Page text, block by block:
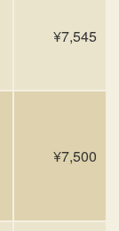
¥7,545
¥7,500